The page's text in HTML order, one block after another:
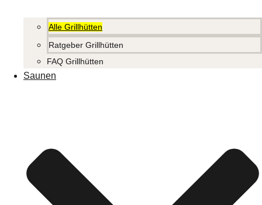
Alle Grillhütten
Ratgeber Grillhütten
FAQ Grillhütten
Saunen